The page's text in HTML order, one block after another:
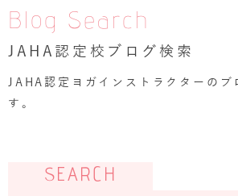
BLOG
ヨガ資格講座
Blog Search
JAHA認定校ブログ検索
JAHA認定ヨガインストラクターのブ
す。
SEARCH